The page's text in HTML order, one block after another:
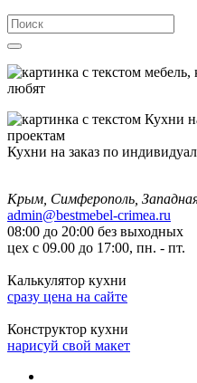
любят
Кухни на заказ по
Крым, Симферополь,
admin@bestmebel-crimea.ru
08:00 до 20:00 без выходных
цех с 09.00 до 17:00, пн. - пт.
Калькулятор кухни
сразу цена на сайте
Конструктор кухни
нарисуй свой макет